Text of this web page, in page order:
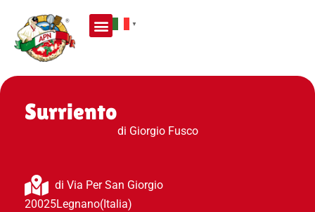
▼
Surriento
di Giorgio Fusco
di Via Per San Giorgio
20025Legnano(Italia)